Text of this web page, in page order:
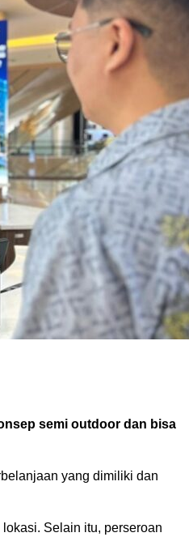
semi outdoor dan bisa
yang dimiliki dan
Selain itu, perseroan